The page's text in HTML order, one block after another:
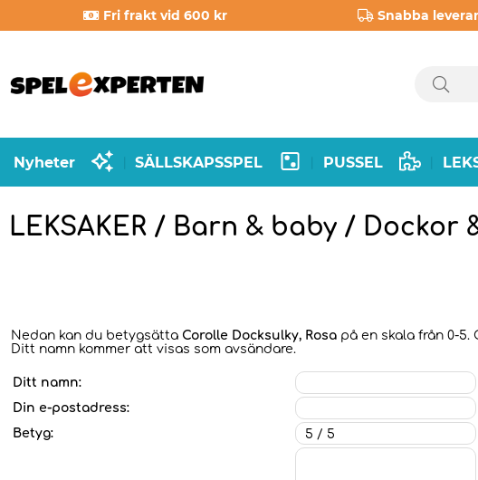
Fri frakt vid 600 kr Snabba
Nyheter SÄLLSKAPSSPEL PUSSEL
LEKSAKER / Barn & baby / Dockor
Nedan kan du betygsätta Corolle Docksulky, Rosa på en skala från 0-
Ditt namn kommer att visas som avsändare.
Ditt namn:
Din e-postadress:
Betyg: